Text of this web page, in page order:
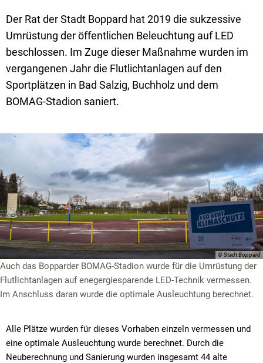
Livestream Sitzungen auf Youtube
Wahlergebnisse
Baugrundstücke
Straßenausbaupläne
Wiederkehrende Straßenausbaubeiträge
Gewerbe-Anmeldung/Ummeldung/
Grundsteuerreform
Haushaltsplan
Satzungen und Richtlinien
Schutzhütten
Vereine und
Der Rat der Stadt Boppard hat 2019 die sukzessive
Umrüstung der öffentlichen Beleuchtung auf LED
beschlossen. Im Zuge dieser Maßnahme wurden im
vergangenen Jahr die Flutlichtanlagen auf den
Sportplätzen in Bad Salzig, Buchholz und dem
BOMAG-Stadion saniert.
© Stadt Boppard
Auch das Bopparder BOMAG-Stadion wurde für die Umrüstung der
Flutlichtanlagen auf enegergiesparende LED-Technik vermessen.
Im Anschluss daran wurde die optimale Ausleuchtung berechnet.
Alle Plätze wurden für dieses Vorhaben einzeln vermessen und
eine optimale Ausleuchtung wurde berechnet. Durch die
Neuberechnung und Sanierung wurden insgesamt 44 alte